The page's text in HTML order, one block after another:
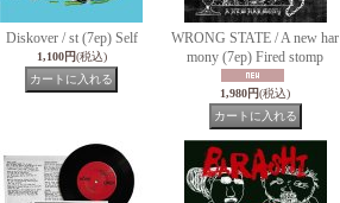
Diskover / st (7ep) Self
1,100円(税込)
WRONG STATE / A new har
mony (7ep) Fired stomp
1,980円(税込)